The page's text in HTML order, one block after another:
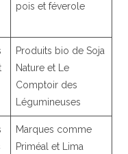
pois et féverole
Produits bio de Soja
Nature et Le
Comptoir des
Légumineuses
Marques comme
Priméal et Lima